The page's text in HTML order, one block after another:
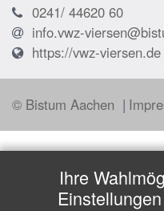
0241/ 44620 60
info.vwz-
https://vwz-viersen.de
© Bistum Aachen
Ihre